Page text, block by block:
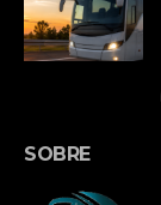
SOBRE